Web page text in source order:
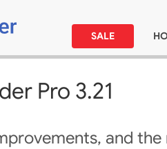
SALE
Pro 3.21
and the